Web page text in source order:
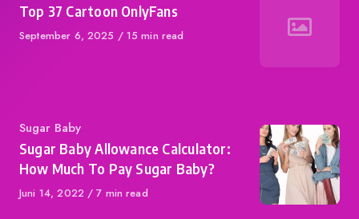
Top 37 Cartoon OnlyFans
Published
September 6, 2025 15 min read
Category
Sugar Baby
Sugar Baby Allowance Calculator:
How Much To Pay Sugar Baby?
Published
Juni 14, 2022 7 min read